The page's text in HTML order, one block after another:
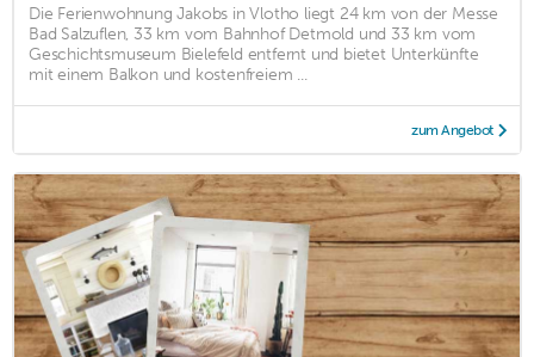
Die Ferienwohnung Jakobs in Vlotho liegt 24 km von der Messe
Bad Salzuflen, 33 km vom Bahnhof Detmold und 33 km vom
Geschichtsmuseum Bielefeld entfernt und bietet Unterkünfte
mit einem Balkon und kostenfreiem ...
zum Angebot